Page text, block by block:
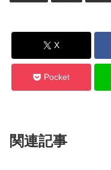
X
Pocket
関連記事